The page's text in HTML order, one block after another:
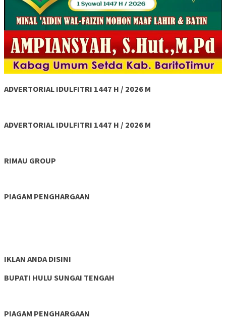
ADVERTORIAL IDULFITRI 1447 H / 2026 M
ADVERTORIAL IDULFITRI 1447 H / 2026 M
RIMAU GROUP
PIAGAM PENGHARGAAN
IKLAN ANDA DISINI
BUPATI HULU SUNGAI TENGAH
PIAGAM PENGHARGAAN